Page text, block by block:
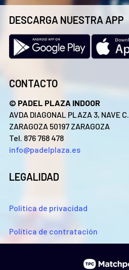
DESCARGA NUESTRA APP
CONTACTO
© PADEL PLAZA INDOOR
AVDA DIAGONAL PLAZA 3, NAVE C.
ZARAGOZA 50197 ZARAGOZA
Tel. 876 768 478
info@padelplaza.es
LEGALIDAD
Política de privacidad
Política de contratación